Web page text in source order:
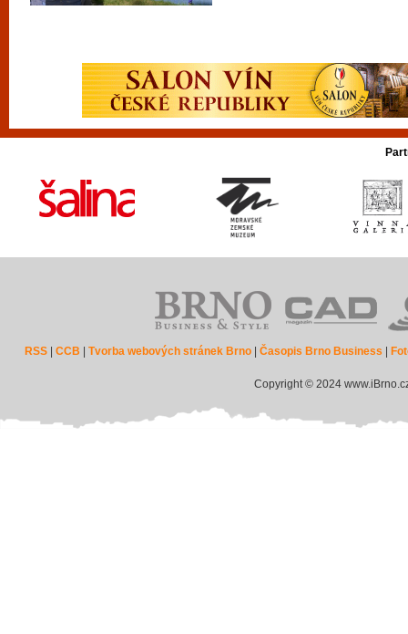
RSS |CCB |Tvorba webových stránek Brno |Časopis Brno Business
Copyright © 2024